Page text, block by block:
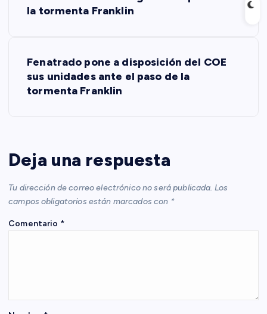
c
i
ó
n
la tormenta Franklin
Fenatrado pone a disposición del COE
sus unidades ante el paso de la
tormenta Franklin
Deja una respuesta
Tu dirección de correo electrónico no será publicada. Los
campos obligatorios están marcados con *
Comentario *